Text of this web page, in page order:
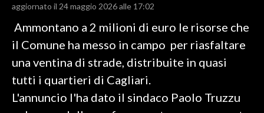
CALCIO REGIONALE
BASKET
VOLLEY
MOTORI
TENNIS
ALTRI SPORT
aggiornato il 24 maggio 2026 alle 17:02
Ammontano a 2 milioni di euro le risorse che
il Comune ha messo in campo per riasfaltare
una ventina di strade, distribuite in quasi
tutti i quartieri di Cagliari.
L'annuncio l'ha dato il sindaco Paolo Truzzu